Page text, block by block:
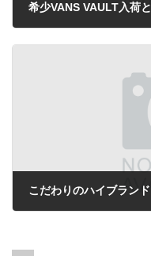
こだわりのハイブラン